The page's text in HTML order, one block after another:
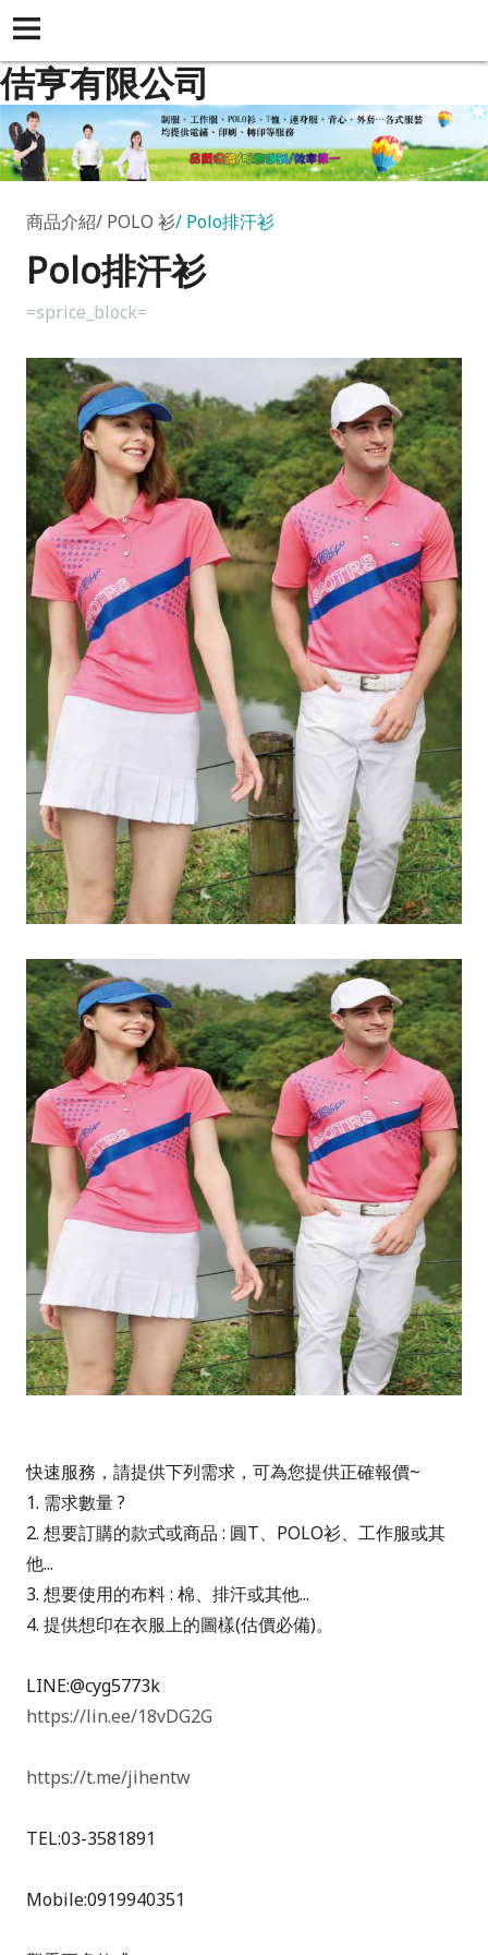
佶亨有限公司
商品介紹 POLO 衫 Polo排汗衫
Polo排汗衫
=sprice_block=
快速服務，請提供下列需求，可為您提供正確報價~
1. 需求數量 ?
2. 想要訂購的款式或商品 : 圓T、POLO衫、工作服或其
他...
3. 想要使用的布料 : 棉、排汗或其他...
4. 提供想印在衣服上的圖樣(估價必備)。
LINE:@cyg5773k
https://lin.ee/18vDG2G
https://t.me/jihentw
TEL:03-3581891
Mobile:0919940351